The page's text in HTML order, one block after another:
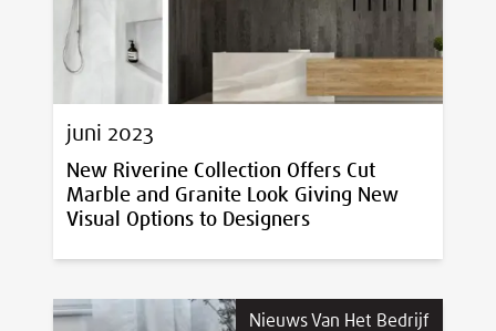
juni 2023
New Riverine Collection Offers Cut
Marble and Granite Look Giving New
Visual Options to Designers
Nieuws Van Het Bedrijf